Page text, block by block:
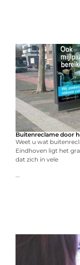
Buitenreclame door
Weet u wat
Eindhoven ligt het
dat zich in vele
...